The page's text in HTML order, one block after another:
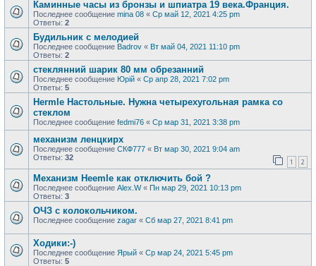
Каминные часы из бронзы и шпиатра 19 века.Франция.
Последнее сообщение mina 08 « Ср май 12, 2021 4:25 pm
Ответы: 2
Будильник с мелодией
Последнее сообщение Badrov « Вт май 04, 2021 11:10 pm
Ответы: 2
стеклянний шарик 80 мм обрезанний
Последнее сообщение Юрій « Ср апр 28, 2021 7:02 pm
Ответы: 5
Hermle Настольные. Нужна четырехугольная рамка со
стеклом
Последнее сообщение fedmi76 « Ср мар 31, 2021 3:38 pm
механизм ленцкирх
Последнее сообщение СКФ777 « Вт мар 30, 2021 9:04 am
Ответы: 32 1 2
Механизм Heemle как отключить бой ?
Последнее сообщение Alex.W« Пн мар 29, 2021 10:13 pm
Ответы: 3
ОЧЗ с колокольчиком.
Последнее сообщение zagar « Сб мар 27, 2021 8:41 pm
Ходики:-)
Последнее сообщение Ярый « Ср мар 24, 2021 5:45 pm
Ответы: 5